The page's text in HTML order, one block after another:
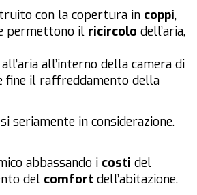
con la copertura in coppi,
permettono il ricircolo dell’aria,
all’interno della camera di
fine il raffreddamento della
seriamente in considerazione.
abbassando i costi del
del comfort dell’abitazione.